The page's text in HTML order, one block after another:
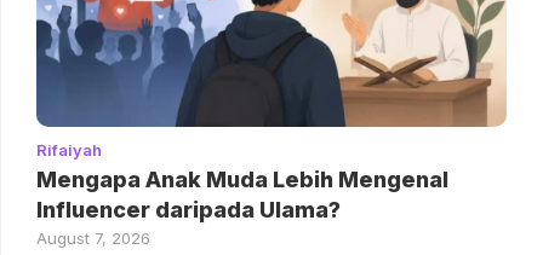
Rifaiyah
Mengapa Anak Muda Lebih Mengenal
Influencer daripada Ulama?
August 7, 2026